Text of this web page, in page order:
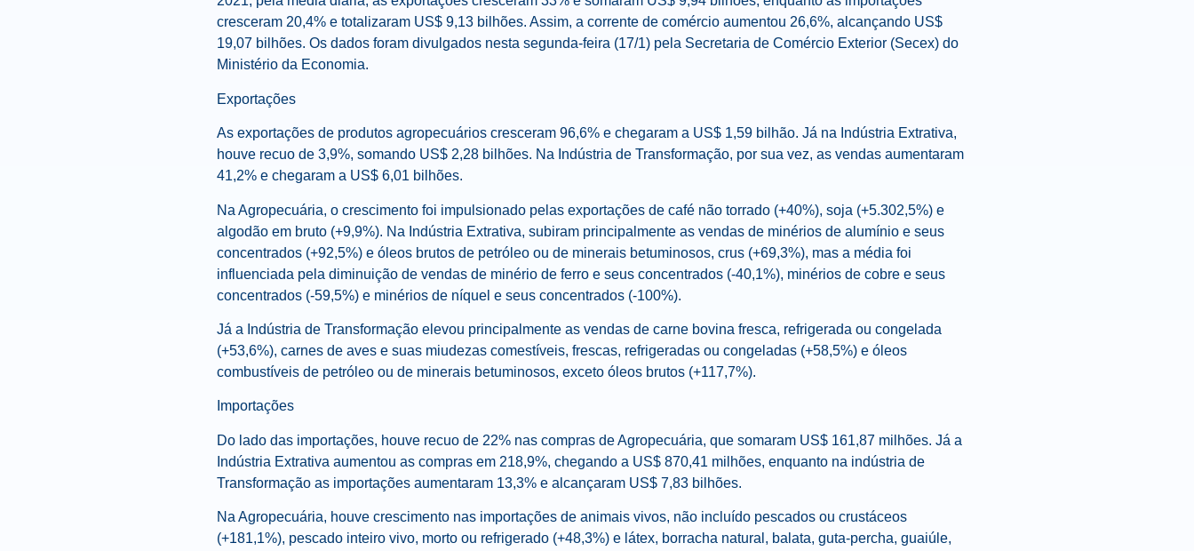
cresceram 20,4% e totalizaram US$ 9,13 bilhões. Assim, a corrente de comércio aumentou 26,6%, alcançando US$
19,07 bilhões. Os dados foram divulgados nesta segunda-feira (17/1) pela Secretaria de Comércio Exterior (Secex) do
Ministério da Economia.
Exportações
As exportações de produtos agropecuários cresceram 96,6% e chegaram a US$ 1,59 bilhão. Já na Indústria Extrativa,
houve recuo de 3,9%, somando US$ 2,28 bilhões. Na Indústria de Transformação, por sua vez, as vendas aumentaram
41,2% e chegaram a US$ 6,01 bilhões.
Na Agropecuária, o crescimento foi impulsionado pelas exportações de café não torrado (+40%), soja (+5.302,5%) e
algodão em bruto (+9,9%). Na Indústria Extrativa, subiram principalmente as vendas de minérios de alumínio e seus
concentrados (+92,5%) e óleos brutos de petróleo ou de minerais betuminosos, crus (+69,3%), mas a média foi
influenciada pela diminuição de vendas de minério de ferro e seus concentrados (-40,1%), minérios de cobre e seus
concentrados (-59,5%) e minérios de níquel e seus concentrados (-100%).
Já a Indústria de Transformação elevou principalmente as vendas de carne bovina fresca, refrigerada ou congelada
(+53,6%), carnes de aves e suas miudezas comestíveis, frescas, refrigeradas ou congeladas (+58,5%) e óleos
combustíveis de petróleo ou de minerais betuminosos, exceto óleos brutos (+117,7%).
Importações
Do lado das importações, houve recuo de 22% nas compras de Agropecuária, que somaram US$ 161,87 milhões. Já a
Indústria Extrativa aumentou as compras em 218,9%, chegando a US$ 870,41 milhões, enquanto na indústria de
Transformação as importações aumentaram 13,3% e alcançaram US$ 7,83 bilhões.
Na Agropecuária, houve crescimento nas importações de animais vivos, não incluído pescados ou crustáceos
(+181,1%), pescado inteiro vivo, morto ou refrigerado (+48,3%) e látex, borracha natural, balata, guta-percha, guaiúle,